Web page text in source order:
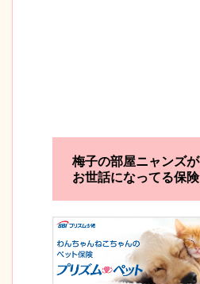
梅子の部屋ニャンズが
お世話になってる保険